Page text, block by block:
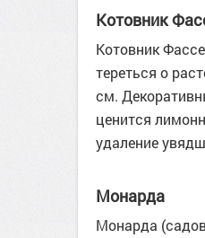
Котовник
Котовник
тереться о
см.
ценится
удаление
Монарда
Монарда